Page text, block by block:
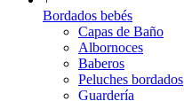
Bordados bebés
Capas de Baño
Albornoces
Baberos
Peluches bordados
Guardería